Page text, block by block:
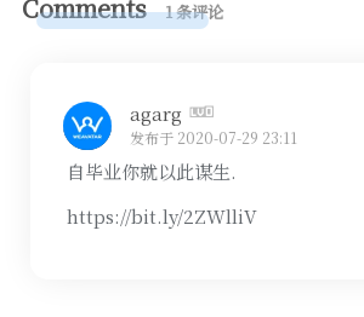
Comments 1 条评论
agarg
发布于 2020-07-29 23:11
自毕业你就以此谋生.
https://bit.ly/2ZWlliV